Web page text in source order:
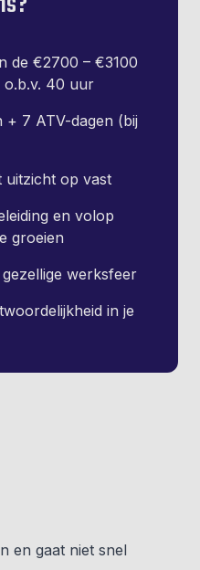
de €2700 – €3100
o.b.v. 40 uur
+ 7 ATV-dagen (bij
uitzicht op vast
en volop
groeien
werksfeer
in je
en gaat niet snel